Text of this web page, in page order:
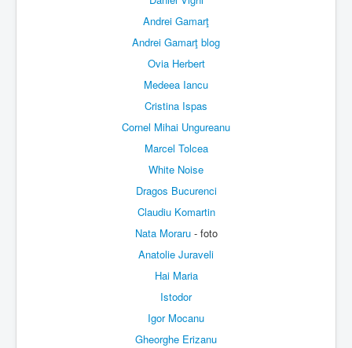
Andrei Gamarţ
Andrei Gamarţ blog
Ovia Herbert
Medeea Iancu
Cristina Ispas
Cornel Mihai Ungureanu
Marcel Tolcea
White Noise
Dragos Bucurenci
Claudiu Komartin
Nata Moraru- foto
Anatolie Juraveli
Hai Maria
Istodor
Igor Mocanu
Gheorghe Erizanu